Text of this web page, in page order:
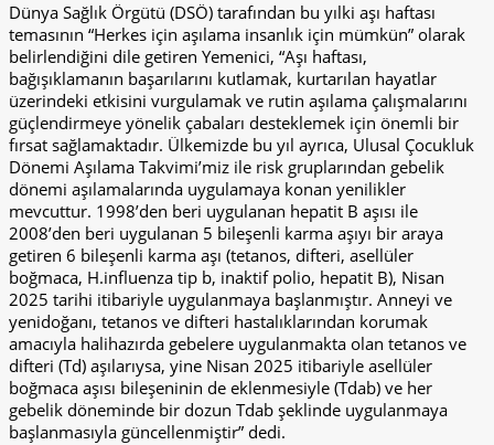
Dünya Sağlık Örgütü (DSÖ) tarafından bu yılki aşı haftası
temasının “Herkes için aşılama insanlık için mümkün” olarak
belirlendiğini dile getiren Yemenici, “Aşı haftası,
bağışıklamanın başarılarını kutlamak, kurtarılan hayatlar
üzerindeki etkisini vurgulamak ve rutin aşılama çalışmalarını
güçlendirmeye yönelik çabaları desteklemek için önemli bir
fırsat sağlamaktadır. Ülkemizde bu yıl ayrıca, Ulusal Çocukluk
Dönemi Aşılama Takvimi’miz ile risk gruplarından gebelik
dönemi aşılamalarında uygulamaya konan yenilikler
mevcuttur. 1998’den beri uygulanan hepatit B aşısı ile
2008’den beri uygulanan 5 bileşenli karma aşıyı bir araya
getiren 6 bileşenli karma aşı (tetanos, difteri, asellüler
boğmaca, H.influenza tip b, inaktif polio, hepatit B), Nisan
2025 tarihi itibariyle uygulanmaya başlanmıştır. Anneyi ve
yenidoğanı, tetanos ve difteri hastalıklarından korumak
amacıyla halihazırda gebelere uygulanmakta olan tetanos ve
difteri (Td) aşılarıysa, yine Nisan 2025 itibariyle asellüler
boğmaca aşısı bileşeninin de eklenmesiyle (Tdab) ve her
gebelik döneminde bir dozun Tdab şeklinde uygulanmaya
başlanmasıyla güncellenmiştir” dedi.